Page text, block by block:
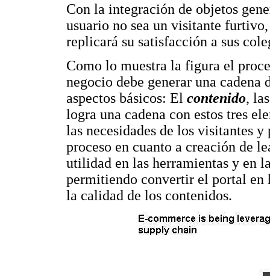
Con la integración de objetos
usuario no sea un visitante
replicará su satisfacción a sus
Como lo muestra la figura el
negocio debe generar una
aspectos básicos: El contenido,
logra una cadena con estos tres
las necesidades de los visitantes
proceso en cuanto a creación de
utilidad en las herramientas y en
permitiendo convertir el portal en
la calidad de los contenidos.